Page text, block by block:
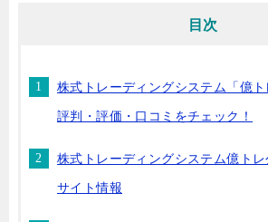
目次
株式トレーディングシステム「億
評判・評価・口コミをチェック！
株式トレーディングシステム億ト
サイト情報